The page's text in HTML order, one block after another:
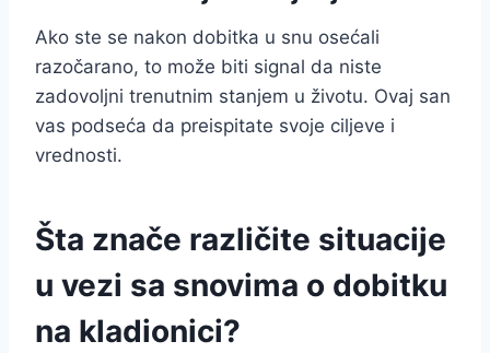
Ako ste se nakon dobitka u snu osećali
razočarano, to može biti signal da niste
zadovoljni trenutnim stanjem u životu. Ovaj san
vas podseća da preispitate svoje ciljeve i
vrednosti.
Šta znače različite situacije
u vezi sa snovima o dobitku
na kladionici?